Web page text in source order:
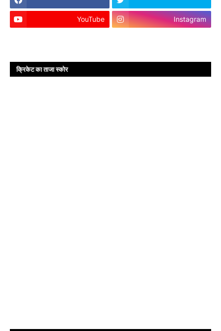
YouTube Instagram
क्रिकेट का ताजा स्कोर